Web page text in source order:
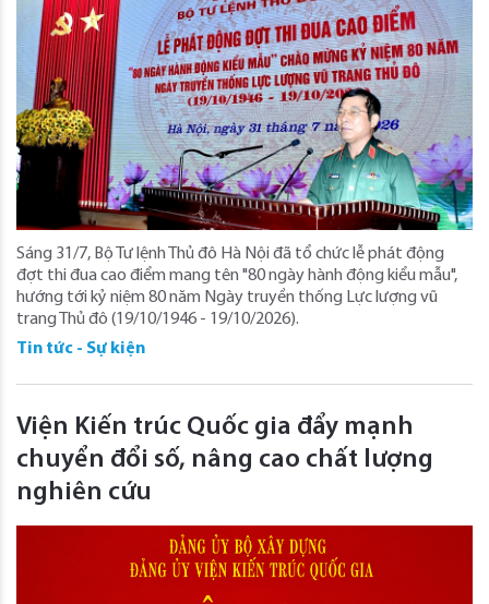
Sáng 31/7, Bộ Tư lệnh Thủ đô Hà Nội đã tổ chức lễ phát động
đợt thi đua cao điểm mang tên "80 ngày hành động kiểu mẫu",
hướng tới kỷ niệm 80 năm Ngày truyền thống Lực lượng vũ
trang Thủ đô (19/10/1946 - 19/10/2026).
Tin tức - Sự kiện
Viện Kiến trúc Quốc gia đẩy mạnh
chuyển đổi số, nâng cao chất lượng
nghiên cứu